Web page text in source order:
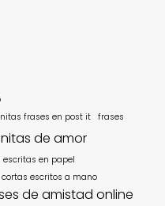
frases en post it frases
de amor
en papel
escritos a mano
de amistad online